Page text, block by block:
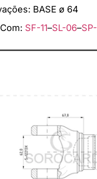
BASE ø 64
SF-11–SL-06–